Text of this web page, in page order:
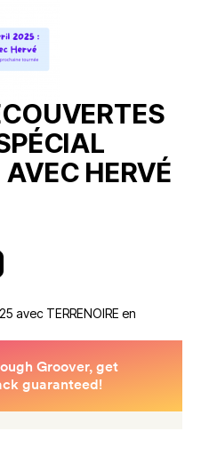
HERVÉ
avec TERRENOIRE en